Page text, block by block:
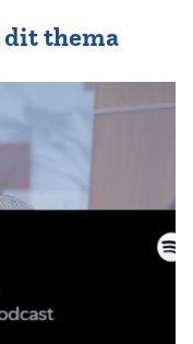
dit thema